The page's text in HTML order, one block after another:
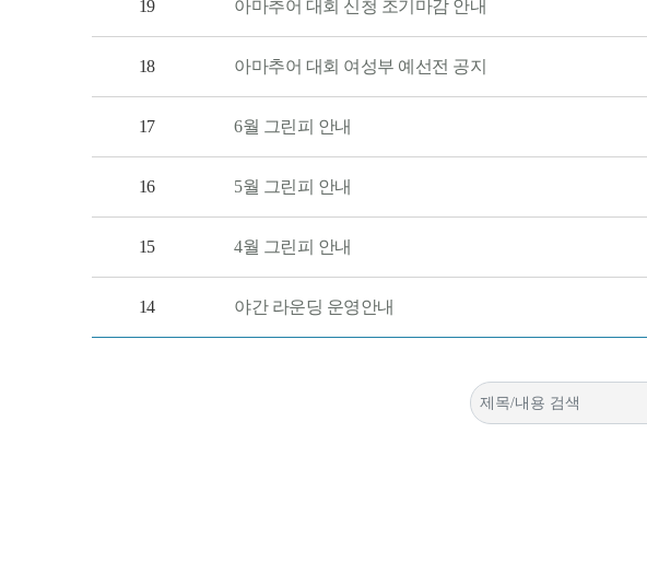
19 아마추어 대회 신청 조기마감 안내
18 아마추어 대회 여성부 예선전 공지
17 6월 그린피 안내
16 5월 그린피 안내
15 4월 그린피 안내
14 야간 라운딩 운영안내